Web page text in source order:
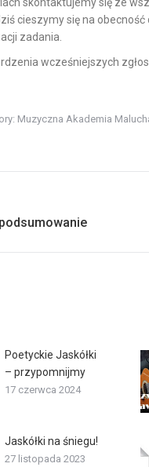
cieszymy się na
zadania.
wcześniejszych
Muzyczna Akademia
Poetyckie Jaskółki
– przypomnijmy
17 czerwca 2024
Jaskółki na śniegu!
27 listopada 2023